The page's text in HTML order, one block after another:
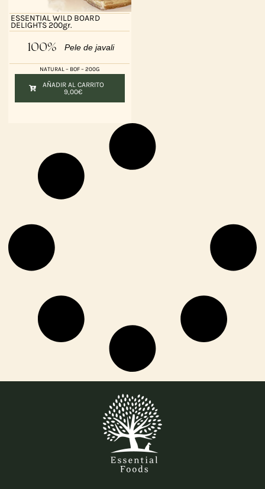
ESSENTIAL WILD BOARD
DELIGHTS 200gr.
100% Pele de javali
NATURAL – BOF – 200G
AÑADIR AL CARRITO
9,00€